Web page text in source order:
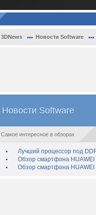
3DNews Новости Software
Новости Software
Самое интересное в обзорах
Лучший процессор под
Обзор смартфона HUAWEI
Обзор смартфона HUAWEI